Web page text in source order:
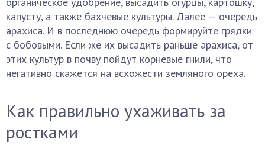
капусту, а также бахчевые культуры. Далее — очередь
арахиса. И в последнюю очередь формируйте грядки
с бобовыми. Если же их высадить раньше арахиса, от
этих культур в почву пойдут корневые гнили, что
негативно скажется на всхожести земляного ореха.
Как правильно ухаживать за
ростками